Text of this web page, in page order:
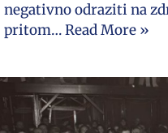
negativno odraziti na
pritom…Read More »